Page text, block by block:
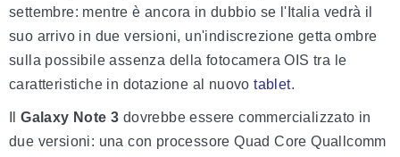
settembre: mentre è ancora in dubbio se l'Italia vedrà il
suo arrivo in due versioni, un'indiscrezione getta ombre
sulla possibile assenza della fotocamera OIS tra le
caratteristiche in dotazione al nuovotablet.
IlGalaxy Note 3 dovrebbe essere commercializzato in
due versioni: una con processore Quad Core Quallcomm